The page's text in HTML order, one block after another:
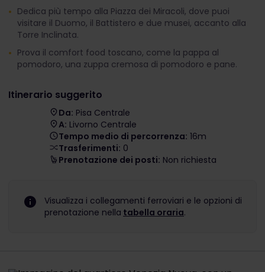
Dedica più tempo alla Piazza dei Miracoli, dove puoi
visitare il Duomo, il Battistero e due musei, accanto alla
Torre Inclinata.
Prova il comfort food toscano, come la pappa al
pomodoro, una zuppa cremosa di pomodoro e pane.
Itinerario suggerito
Da: Pisa Centrale
A: Livorno Centrale
Tempo medio di percorrenza: 16m
Trasferimenti: 0
Prenotazione dei posti: Non richiesta
Visualizza i collegamenti ferroviari e le opzioni di
prenotazione nella tabella oraria.